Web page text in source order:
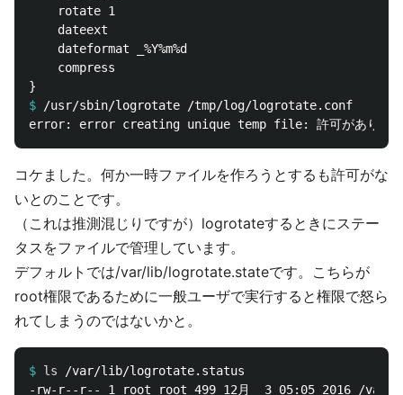
    rotate 1
    dateext
    dateformat _%Y%m%d
    compress
$
コケました。何か一時ファイルを作ろうとするも許可がな
いとのことです。
（これは推測混じりですが）logrotateするときにステー
タスをファイルで管理しています。
デフォルトでは/var/lib/logrotate.stateです。こちらが
root権限であるために一般ユーザで実行すると権限で怒ら
れてしまうのではないかと。
$ ls